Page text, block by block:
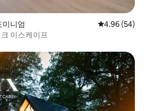
니엄 평점 4.96점(5
4.96 (54)
이스케이프